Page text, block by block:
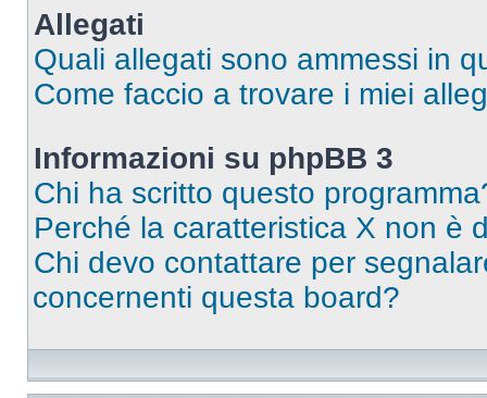
Allegati
Quali allegati sono ammessi in
Come faccio a trovare i miei
Informazioni su phpBB 3
Chi ha scritto questo
Perché la caratteristica X non è
Chi devo contattare per
concernenti questa board?